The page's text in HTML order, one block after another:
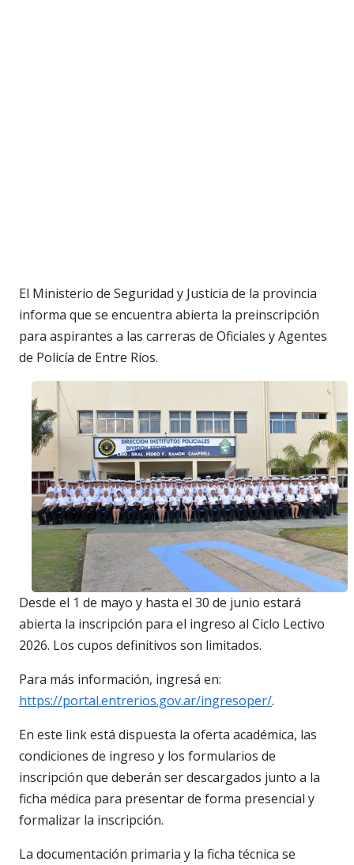
El Ministerio de Seguridad y Justicia de la provincia
informa que se encuentra abierta la preinscripción
para aspirantes a las carreras de Oficiales y Agentes
de Policía de Entre Ríos.
Desde el 1 de mayo y hasta el 30 de junio estará
abierta la inscripción para el ingreso al Ciclo Lectivo
2026. Los cupos definitivos son limitados.
Para más información, ingresá en:
https://portal.entrerios.gov.ar/ingresoper/.
En este link está dispuesta la oferta académica, las
condiciones de ingreso y los formularios de
inscripción que deberán ser descargados junto a la
ficha médica para presentar de forma presencial y
formalizar la inscripción.
La documentación primaria y la ficha técnica se